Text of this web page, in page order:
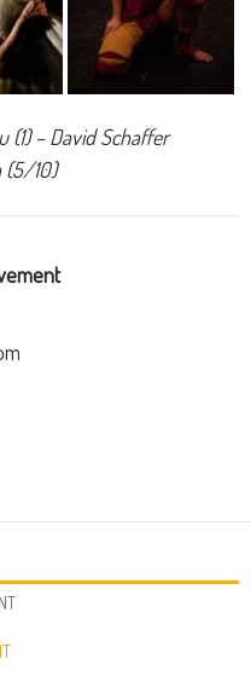
(1) – David Schaffer
(5/10)